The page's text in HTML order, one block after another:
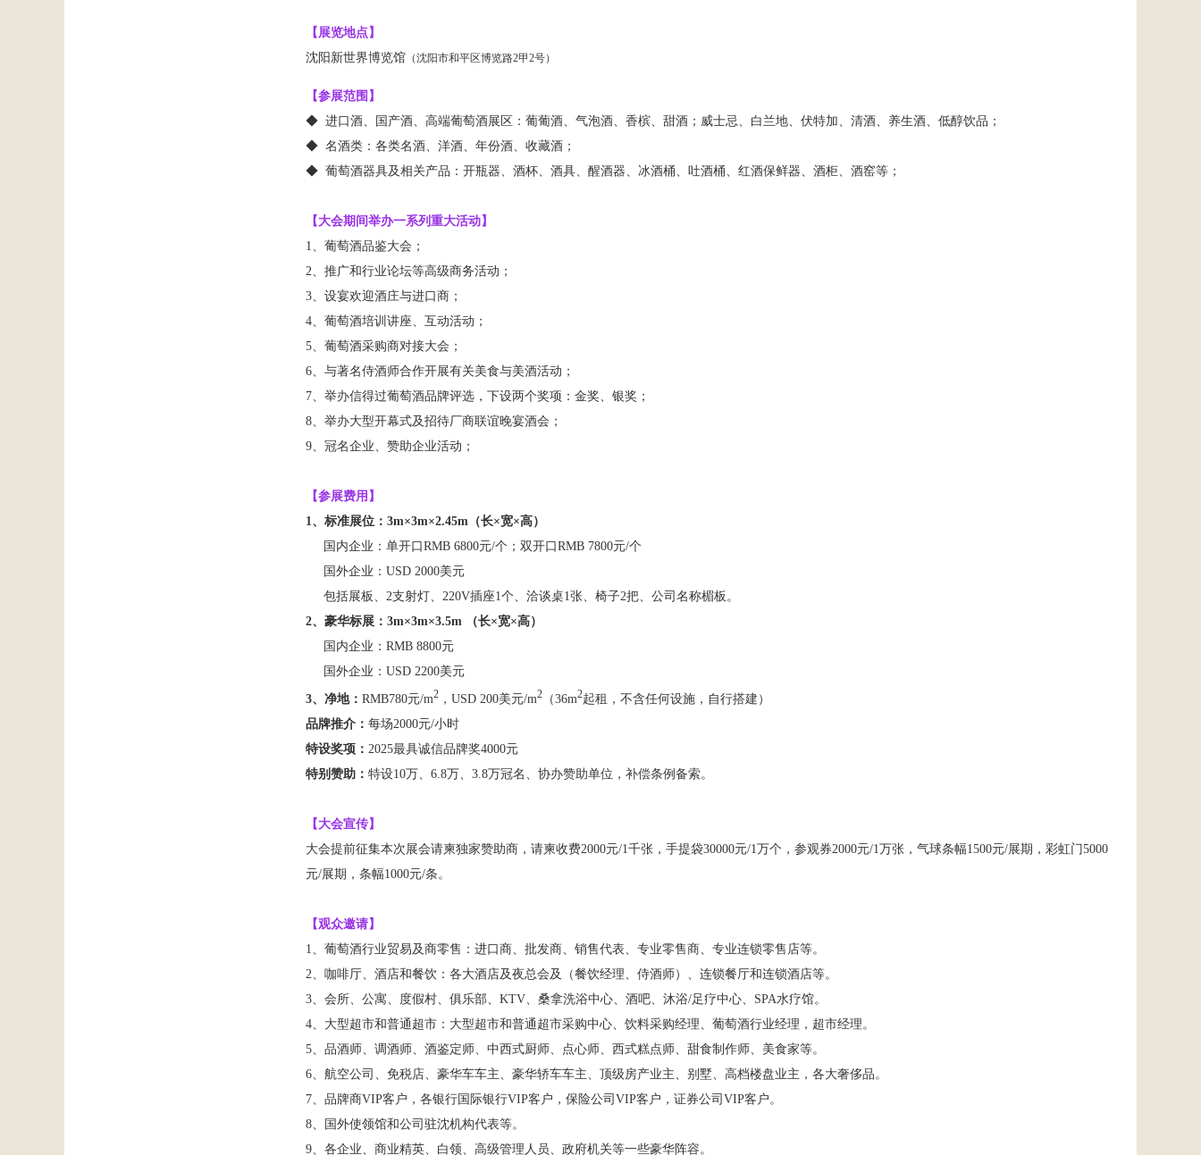
【 展览地点】
沈阳 新世界博览馆 （沈阳市和平区博览路2甲2号）
【参展范围】
◆ 进口酒、国产酒、高端葡萄酒展区：葡葡酒、气泡酒、香槟、甜酒；威士忌、白兰地、伏特加、清酒、养生酒、低醇饮品；
◆ 名酒类：各类名酒、洋酒、年份酒、收藏酒；
◆ 葡萄酒器具及相关产品：开瓶器、酒杯、酒具、醒酒器、冰酒桶、吐酒桶、红酒保鲜器、酒柜、酒窑等；
【大会期间举办一系列重大活动】
1、葡萄酒品鉴大会；
2、推广和行业论坛等高级商务活动；
3、设宴欢迎酒庄与进口商；
4、葡萄酒培训讲座、互动活动；
5、葡萄酒采购商对接大会；
6、与著名侍酒师合作开展有关美食与美酒活动；
7、举办信得过葡萄酒品牌评选，下设两个奖项：金奖、银奖；
8、举办大型开幕式及招待厂商联谊晚宴酒会；
9、冠名企业、赞助企业活动；
【参展费用】
1、 标准展位： 3m×3m×2.45m （长×宽×高）
国内企业 ： 单开口 RMB 6800元/个 ； 双开口 RMB 7800元/个
国外企业 ： USD 2000美元
包括展板、 2支射灯、 220V插座1个、洽谈桌1张、椅子2把、公司名称楣板。
2、 豪华标展： 3m×3m×3.5m
（长×宽×高）
国内企业 ： RMB 8800元
国外企业 ： USD 2200美元
3、 净地： RMB780元/m2 ， USD 200美元/m2 （36m2起租， 不含任何设施，自行搭建 ）
品牌推介： 每场2000元/小时
特设奖项： 2025最具诚信品牌奖4000元
特别赞助： 特设10万、6.8万、3.8万冠名、协办赞助单位，补偿条例备索。
【大会宣传】
大会提前征集本次展会请柬独家赞助商，请柬收费2000元/1千张，手提袋30000元/1万个，参观券2000元/1万张，气球条幅1500元/展期，彩虹门5000
元/展期，条幅1000元/条。
【观众邀请】
1
、葡萄酒行业贸易及商零售：进口商、批发商、销售代表、专业零售商、专业连锁零售店等。
2 、咖啡厅、酒店和餐饮：各大酒店及夜总会及（餐饮经理、侍酒师）、连锁餐厅和连锁酒店等。
3 、会所、公寓、度假村、俱乐部、 KTV 、桑拿洗浴中心、酒吧、沐浴/足疗中心、 SPA水疗馆。
4
大型超市和普通超市：大型超市和普通超市采购中心、饮料采购经理、葡萄酒行业经理，超市经理。
5 、品酒师、调酒师、酒鉴定师、中西式厨师、点心师、西式糕点师、甜食制作师、美食家等。
6
航空公司、免税店、豪华车车主、豪华轿车车主、顶级房产业主、别墅、高档楼盘业主，各大奢侈品。
7 、品牌商VIP客户，各银行国际银行VIP客户，保险公司 VIP客户，证券公司 VIP客户。
8 、国外使领馆和公司驻沈机构代表等。
9 、各企业、商业精英、白领、高级管理人员、政府机关等一些豪华阵容。